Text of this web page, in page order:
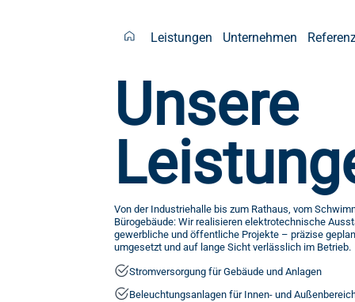
Leistungen Unternehmen
Unsere
Von der Industriehalle bis zum Rathaus, vom
Bürogebäude: Wir realisieren elektrotechnische
gewerbliche und öffentliche Projekte – präzise
umgesetzt und auf lange Sicht verlässlich im Betrieb.
Stromversorgung für Gebäude und Anlagen
Beleuchtungsanlagen für Innen- und